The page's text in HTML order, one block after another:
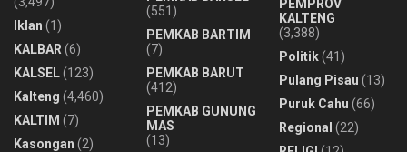
Iklan (1)
KALBAR (6)
KALSEL(123)
Kalteng (4,460)
KALTIM (7)
Kasongan (2)
(551)
PEMKAB BARTIM
(7)
PEMKAB BARUT
(412)
PEMKAB GUNUNG
MAS
(13)
PEMPROV
KALTENG
(3,388)
Politik(41)
Pulang Pisau (13)
Puruk Cahu (66)
Regional (22)